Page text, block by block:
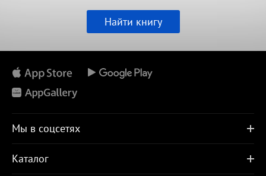
Найти книгу
Мы в соцсетях
Каталог